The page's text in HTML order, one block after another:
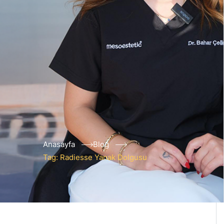
Anasayfa
Blog
Tag: Radiesse Yanak Dolgusu